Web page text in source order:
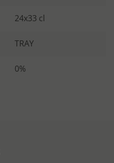
24x33 cl
TRAY
0%